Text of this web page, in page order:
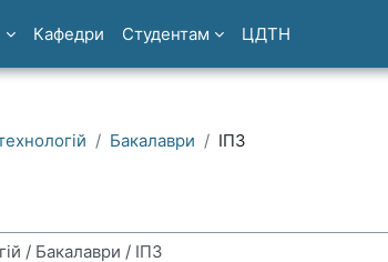
Кафедри Студентам ЦДТН
Бакалаври ІПЗ